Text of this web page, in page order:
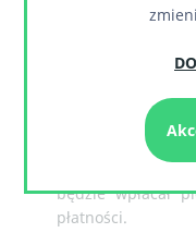
Po wyborze
bankowe" do
pole z nazwą:
należy podać
będzie wpłacał
płatności.